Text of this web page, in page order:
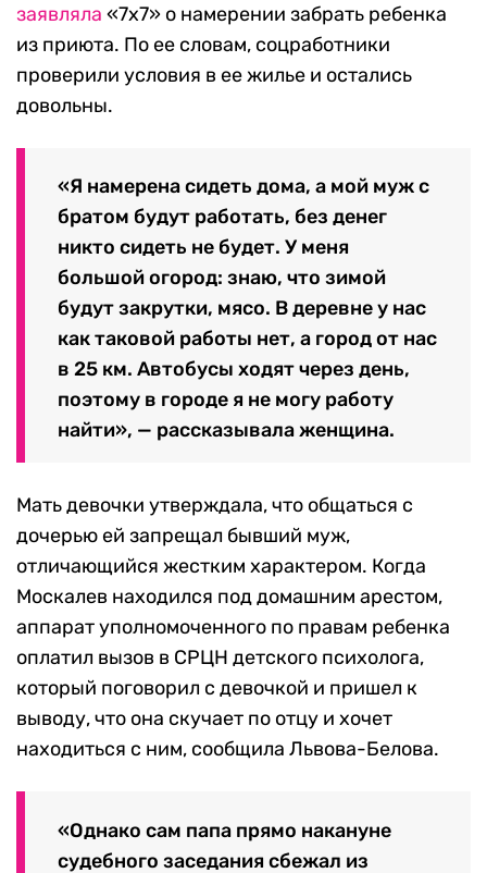
заявляла «7х7» о намерении забрать ребенка
из приюта. По ее словам, соцработники
проверили условия в ее жилье и остались
довольны.
«Я намерена сидеть дома, а мой муж с
братом будут работать, без денег
никто сидеть не будет. У меня
большой огород: знаю, что зимой
будут закрутки, мясо. В деревне у нас
как таковой работы нет, а город от нас
в 25 км. Автобусы ходят через день,
поэтому в городе я не могу работу
найти», — рассказывала женщина.
Мать девочки утверждала, что общаться с
дочерью ей запрещал бывший муж,
отличающийся жестким характером. Когда
Москалев находился под домашним арестом,
аппарат уполномоченного по правам ребенка
оплатил вызов в СРЦН детского психолога,
который поговорил с девочкой и пришел к
выводу, что она скучает по отцу и хочет
находиться с ним, сообщила Львова-Белова.
«Однако сам папа прямо накануне
судебного заседания сбежал из